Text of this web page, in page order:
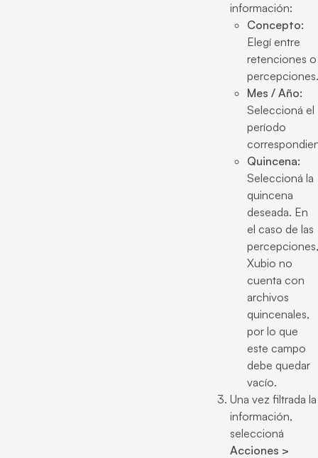
información:
Concepto:
Elegí entre
retenciones o
percepciones.
Mes / Año:
Seleccioná el
período
Quincena:
Seleccioná la
quincena
deseada. En
el caso de las
percepciones,
Xubio no
cuenta con
archivos
quincenales,
por lo que
este campo
debe quedar
vacío.
Una vez filtrada la
información,
seleccioná
Acciones >